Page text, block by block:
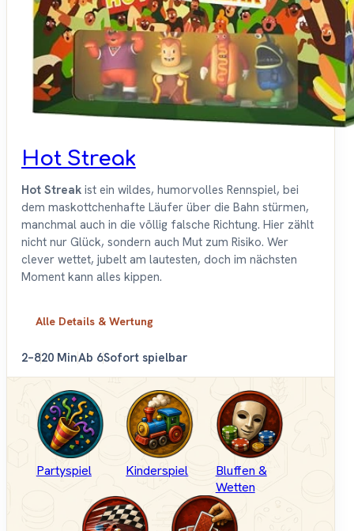
Hot Streak
Hot Streak ist ein wildes, humorvolles Rennspiel, bei
dem maskottchenhafte Läufer über die Bahn stürmen,
manchmal auch in die völlig falsche Richtung. Hier zählt
nicht nur Glück, sondern auch Mut zum Risiko. Wer
clever wettet, jubelt am lautesten, doch im nächsten
Moment kann alles kippen.
Alle Details & Wertung
2–820 MinAb 6Sofort spielbar
Partyspiel Kinderspiel
Bluffen &
Wetten